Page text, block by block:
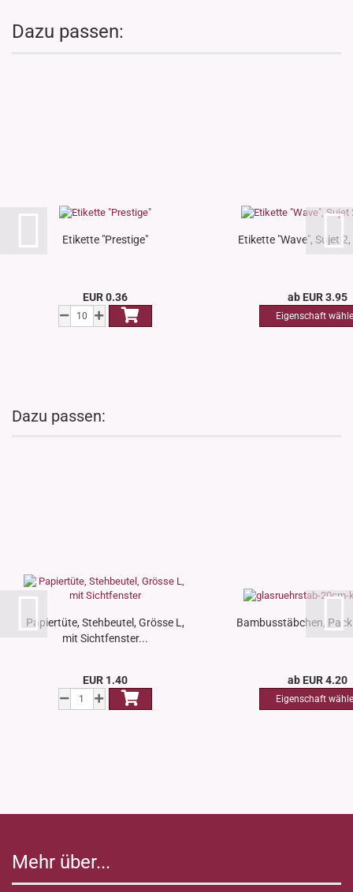
Dazu passen:
Etikette "Prestige"
EUR 0.36
Etikette "Wave", Sujet
ab EUR 3.95
Dazu passen:
Papiertüte, Stehbeutel, Grösse L,
mit Sichtfenster...
EUR 1.40
Bambusstäbchen,
ab EUR 4.20
Mehr über...